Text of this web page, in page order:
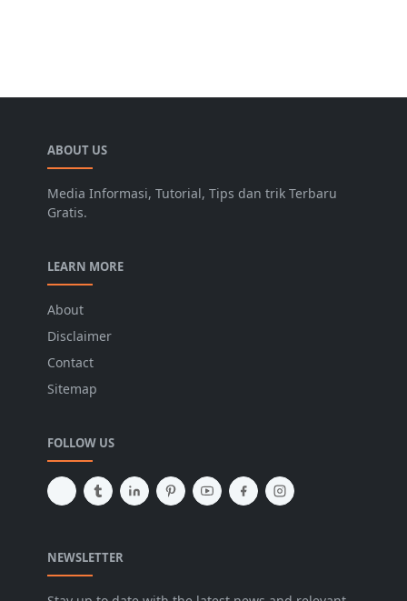
ABOUT US
Media Informasi, Tutorial, Tips dan trik Terbaru
Gratis.
LEARN MORE
About
Disclaimer
Contact
Sitemap
FOLLOW US
NEWSLETTER